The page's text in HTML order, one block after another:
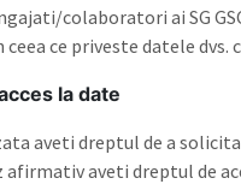
colaboratori ai SG
ce priveste datele dvs.
la date
aveti dreptul de a
afirmativ aveti dreptul de